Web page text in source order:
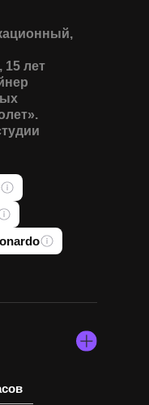
15 лет